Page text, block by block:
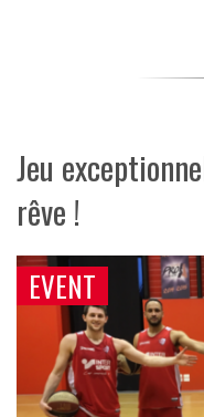
Jeu
rêve !
EVENT